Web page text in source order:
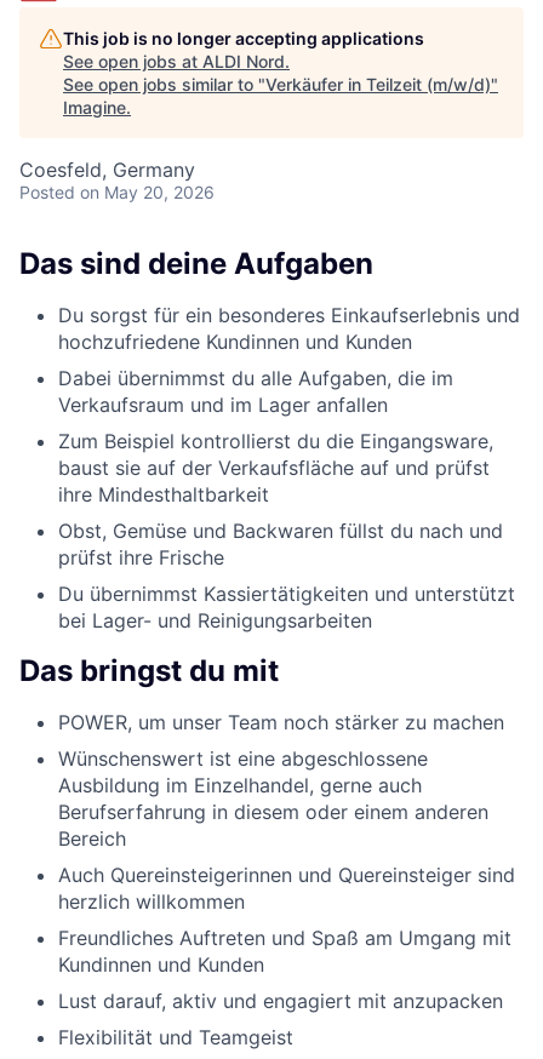
This job is no longer accepting applications
See open jobs at ALDI Nord.
See open jobs similar to "Verkäufer in Teilzeit (m/w/d)"
Imagine.
Coesfeld, Germany
Posted on May 20, 2026
Das sind deine Aufgaben
Du sorgst für ein besonderes Einkaufserlebnis und
hochzufriedene Kundinnen und Kunden
Dabei übernimmst du alle Aufgaben, die im
Verkaufsraum und im Lager anfallen
Zum Beispiel kontrollierst du die Eingangsware,
baust sie auf der Verkaufsfläche auf und prüfst
ihre Mindesthaltbarkeit
Obst, Gemüse und Backwaren füllst du nach und
prüfst ihre Frische
Du übernimmst Kassiertätigkeiten und unterstützt
bei Lager- und Reinigungsarbeiten
Das bringst du mit
POWER, um unser Team noch stärker zu machen
Wünschenswert ist eine abgeschlossene
Ausbildung im Einzelhandel, gerne auch
Berufserfahrung in diesem oder einem anderen
Bereich
Auch Quereinsteigerinnen und Quereinsteiger sind
herzlich willkommen
Freundliches Auftreten und Spaß am Umgang mit
Kundinnen und Kunden
Lust darauf, aktiv und engagiert mit anzupacken
Flexibilität und Teamgeist